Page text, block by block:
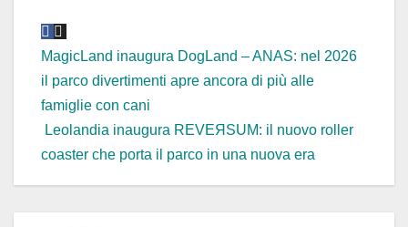
corso…
Navigazione
articoli
MagicLand inaugura DogLand – ANAS: nel 2026
il parco divertimenti apre ancora di più alle
famiglie con cani
Leolandia inaugura REVEЯSUM: il nuovo roller
coaster che porta il parco in una nuova era